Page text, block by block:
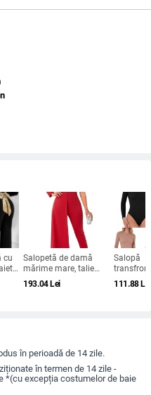
cu
Salopetă de damă
mărime mare, talie
înaltă, croială mulată
și paiete, disponibilă
193.04Lei
Salopă
femei,
mânecă
111.88Lei
în perioadă de 14 zile.
în termen de 14 zile -
*(cu excepția costumelor de baie